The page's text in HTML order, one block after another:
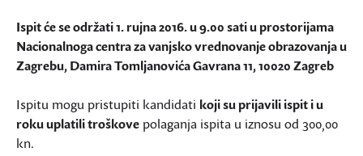
Ispit će se održati 1. rujna 2016. u 9.00 sati u prostorijama
Nacionalnoga centra za vanjsko vrednovanje obrazovanja u
Zagrebu, Damira Tomljanovića Gavrana 11, 10020 Zagreb
Ispitu mogu pristupiti kandidati koji su prijavili ispit i u
roku uplatili troškove polaganja ispita u iznosu od 300,00
kn.